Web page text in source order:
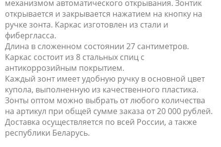
механизмом автоматического открывания. Зонтик
открывается и закрывается нажатием на кнопку на
ручке зонта. Каркас изготовлен из стали и
фибергласса.
Длина в сложенном состоянии 27 сантиметров.
Каркас состоит из 8 стальных спиц с
антикоррозийным покрытием.
Каждый зонт имеет удобную ручку в основной цвет
купола, выполненную из качественного пластика.
Зонты оптом можно выбрать от любого количества
на артикул при общей сумме заказа от 20 000 рублей.
Доставка осуществляется по всей России, а также
республики Беларусь.